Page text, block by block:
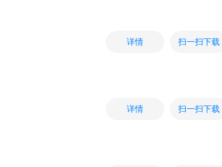
详情 扫一扫下载
详情 扫一扫下载